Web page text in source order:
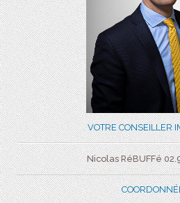
VOTRE CONSEILLER
Nicolas RéBUFFé